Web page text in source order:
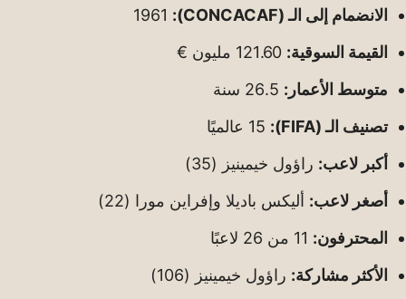
الانضمام إلى الـ (CONCACAF):
القيمة السوقية:
متوسط الأعمار:
تصنيف الـ (FIFA):
أكبر لاعب: راؤول خيمينيز (35)
أصغر لاعب: أليكس باديلا وإفراين مورا (22)
المحترفون:
الأكثر مشاركة: راؤول خيمينيز (106)